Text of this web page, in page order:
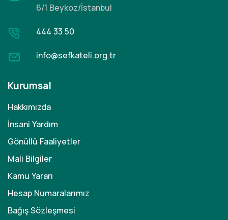
6/1 Beykoz/İstanbul
444 33 50
info@sefkateli.org.tr
Kurumsal
Hakkımızda
İnsani Yardım
Gönüllü Faaliyetler
Mali Bilgiler
Kamu Yararı
Hesap Numaralarımız
Bağış Sözleşmesi